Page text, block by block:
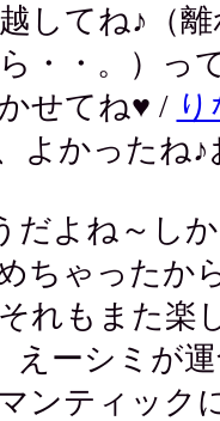
してね♪（
・・。）っ
せてね♥ /
よかったね
よね～しか
ちゃったか
れもまた楽
ーシミが運
ンティック